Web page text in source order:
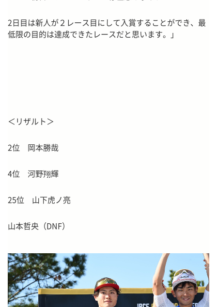
2日目は新人が２レース目にして入賞することができ、最
低限の目的は達成できたレースだと思います。」
＜リザルト＞
2位 岡本勝哉
4位 河野翔輝
25位 山下虎ノ亮
山本哲央（DNF）